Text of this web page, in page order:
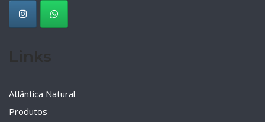
Atlântica Natural
Produtos